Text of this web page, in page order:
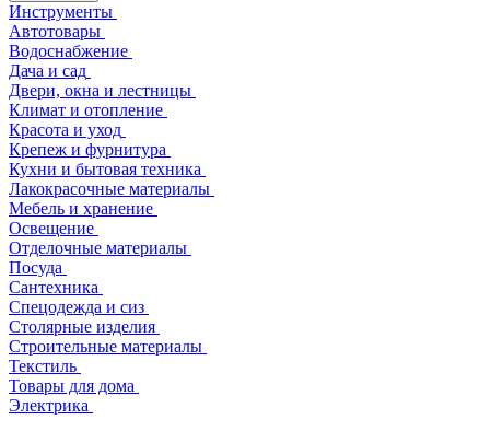
Инструменты
Автотовары
Водоснабжение
Дача и сад
Двери, окна и лестницы
Климат и отопление
Красота и уход
Крепеж и фурнитура
Кухни и бытовая техника
Лакокрасочные материалы
Мебель и хранение
Освещение
Отделочные материалы
Посуда
Сантехника
Спецодежда и сиз
Столярные изделия
Строительные материалы
Текстиль
Товары для дома
Электрика